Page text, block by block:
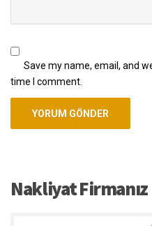
Save my name, email, and
time I comment.
Nakliyat Firmanız